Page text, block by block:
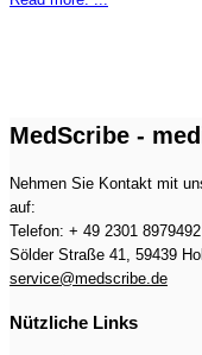
MedScribe -
Nehmen Sie Kontakt mit
auf:
Telefon: + 49 2301 8979492
Sölder Straße 41, 59439
service@medscribe.de
Nützliche Links